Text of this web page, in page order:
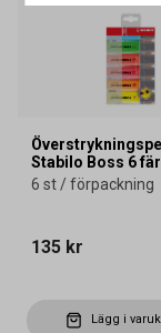
Stabilo Boss 6
6 st / förpackning
135 kr
Lägg i